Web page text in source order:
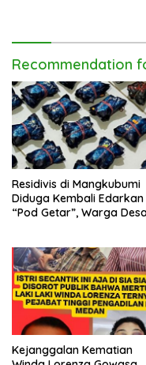
Recommendation
Residivis di Mangkubumi
Diduga Kembali Edarkan
“Pod Getar”, Warga
Kejanggalan Kematian